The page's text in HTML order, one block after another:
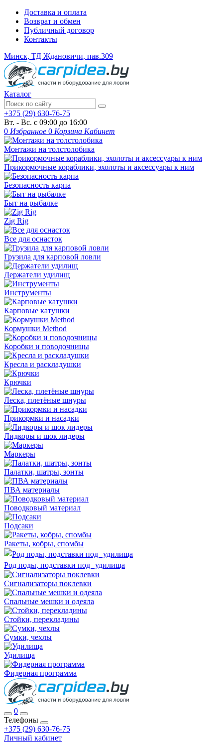
Доставка и оплата
Возврат и обмен
Публичный договор
Контакты
Минск, ТД Ждановичи, пав.309
Каталог
+375 (29) 630-76-75
Вт. - Вс. с 09:00 до 16:00
0 Избранное 0 Корзина Кабинет
Монтажи на толстолобика
Прикормочные кораблики, эхолоты и аксессуары к ним
Безопасность карпа
Быт на рыбалке
Zig Rig
Все для оснасток
Грузила для карповой ловли
Держатели удилищ
Инструменты
Карповые катушки
Кормушки Method
Коробки и поводочницы
Кресла и раскладушки
Крючки
Леска, плетёные шнуры
Прикормки и насадки
Лидкоры и шок лидеры
Маркеры
Палатки, шатры, зонты
ПВА материалы
Поводковый материал
Подсаки
Ракеты, кобры, спомбы
Род поды, подставки под удилища
Сигнализаторы поклевки
Спальные мешки и одеяла
Стойки, перекладины
Сумки, чехлы
Удилища
Фидерная программа
0
Телефоны
+375 (29) 630-76-75
Личный кабинет